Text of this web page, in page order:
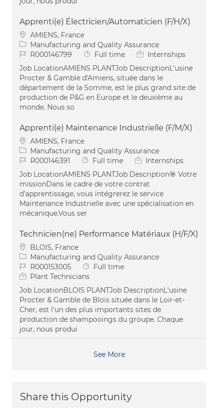
Apprenti(e) Électricien/Automaticien (F/H/X)
Location
AMIENS, France
Category
Manufacturing and Quality Assurance
Job IdR000146799 Job Type
Full time
Internships
Job LocationAMIENS PLANTJob DescriptionL'usine
Procter & Gamble d'Amiens, située dans le
département de la Somme, est le plus grand site de
production de P&G en Europe et le deuxième au
monde. Nous so
Apprenti(e) Maintenance Industrielle (F/M/X)
Location
AMIENS, France
Category
Manufacturing and Quality Assurance
Job IdR000146391 Job Type
Full time
Internships
Job LocationAMIENS PLANTJob Description🎯 Votre
missionDans le cadre de votre contrat
d’apprentissage, vous intégrerez le service
Maintenance Industrielle avec une spécialisation en
mécanique.Vous ser
Technicien(ne) Performance Matériaux (H/F/X)
Location
BLOIS, France
Category
Manufacturing and Quality Assurance
Job IdR000153005 Job Type
Full time
Plant Technicians
Job LocationBLOIS PLANTJob DescriptionL'usine
Procter & Gamble de Blois située dans le Loir-et-
Cher, est l'un des plus importants sites de
production de shampooings du groupe. Chaque
jour, nous produi
See More
Share this Opportunity